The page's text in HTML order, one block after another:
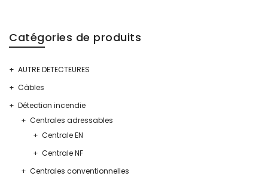
Catégories de produits
AUTRE DETECTEURES
Câbles
Détection incendie
Centrales adressables
Centrale EN
Centrale NF
Centrales conventionnelles